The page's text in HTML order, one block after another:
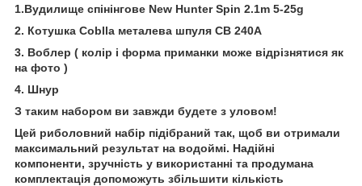
1.Вудилище спінінгове New Hunter Spin 2.1m 5-25g
2. Котушка Coblla металева шпуля CB 240A
3. Воблер ( колір і форма приманки може відрізнятися як
на фото )
4. Шнур
З таким набором ви завжди будете з уловом!
Цей риболовний набір підібраний так, щоб ви отримали
максимальний результат на водоймі. Надійні
компоненти, зручність у використанні та продумана
комплектація допоможуть збільшити кількість